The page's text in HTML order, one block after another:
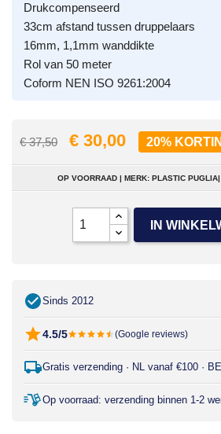
Drukcompenseerd
33cm afstand tussen druppelaars
16mm, 1,1mm wanddikte
Rol van 50 meter
Coform NEN ISO 9261:2004
€ 37,50 € 30,00 20%
OP VOORRAAD | MERK: PLASTIC
IN
Sinds 2012
4.5/5 (Google reviews)
Gratis verzending · NL vanaf €100 ·
Op voorraad: verzending binnen 1-2